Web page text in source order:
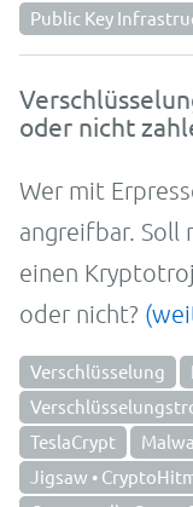
Public Key
oder nicht
Wer mit
angreif­bar. Soll
einen
oder nicht?
Verschlüsselung
TeslaCrypt
Jigsaw •